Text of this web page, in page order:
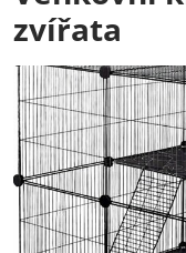
zvířata